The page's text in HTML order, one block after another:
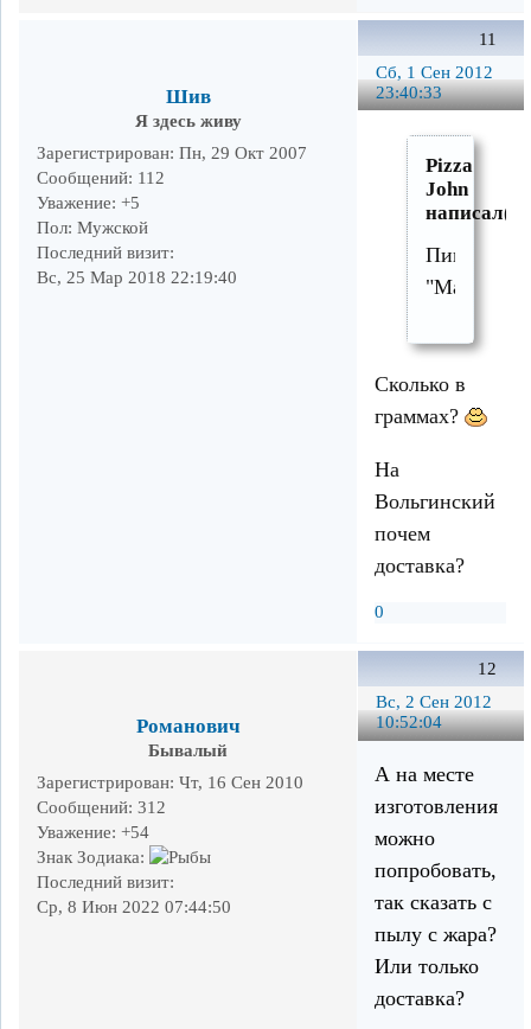
11
Сб, 1 Сен 2012
23:40:33
Шив
Я здесь живу
Зарегистрирован: Пн, 29 Окт 2007
Сообщений: 112
Уважение: +5
Пол: Мужской
Последний визит:
Вс, 25 Мар 2018 22:19:40
Pizza
John
Пицца
Сколько в
граммах?
На
Вольгинский
почем
доставка?
0
12
Вс, 2 Сен 2012
10:52:04
Романович
Бывалый
Зарегистрирован: Чт, 16 Сен 2010
Сообщений: 312
Уважение: +54
Знак Зодиака:
Последний визит:
Ср, 8 Июн 2022 07:44:50
А на месте
изготовления
можно
попробовать,
так сказать с
пылу с жара?
Или только
доставка?